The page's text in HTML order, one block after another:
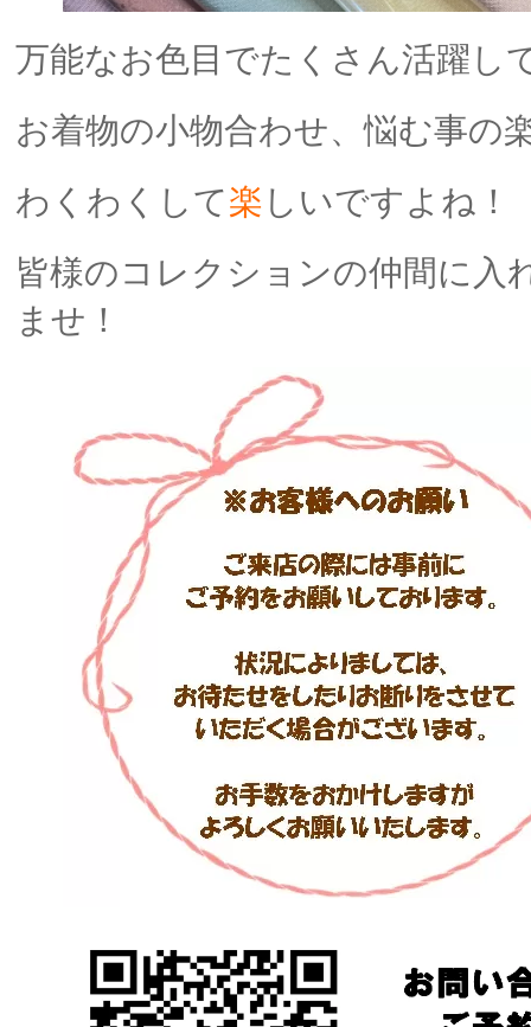
万能なお色目でたくさん活躍
お着物の小物合わせ、悩む事の
わくわくして楽 しいですよね！
皆様のコレクションの仲間に入
ませ！